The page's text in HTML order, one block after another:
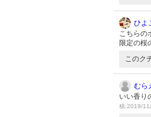
ひよ
こちらの
限定の桜
このク
むら
いい香り
稿:2019/